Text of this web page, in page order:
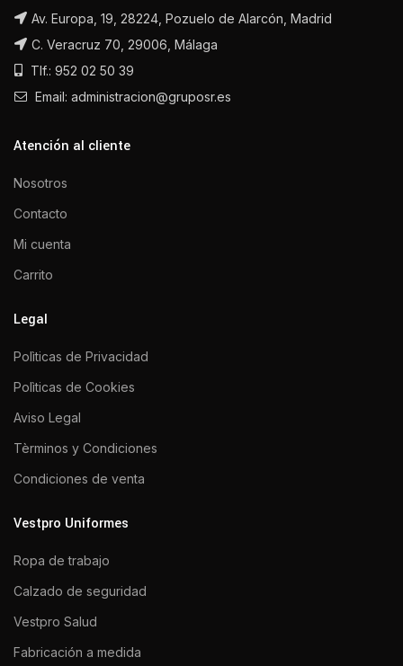
Av. Europa, 19, 28224, Pozuelo de Alarcón, Madrid
C. Veracruz 70, 29006, Málaga
Tlf.: 952 02 50 39
Email: administracion@gruposr.es
Atención al cliente
Nosotros
Contacto
Mi cuenta
Carrito
Legal
Polìticas de Privacidad
Polìticas de Cookies
Aviso Legal
Tèrminos y Condiciones
Condiciones de venta
Vestpro Uniformes
Ropa de trabajo
Calzado de seguridad
Vestpro Salud
Fabricación a medida